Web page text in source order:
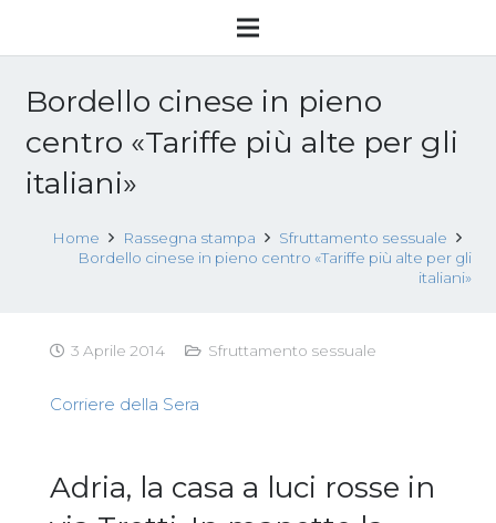
Bordello cinese in pieno
centro «Tariffe più alte per gli
italiani»
Home Rassegna stampa
Sfruttamento sessuale
Bordello cinese in pieno centro «Tariffe più alte per gli
italiani»
3 Aprile 2014 Sfruttamento sessuale
Corriere della Sera
Adria, la casa a luci rosse in